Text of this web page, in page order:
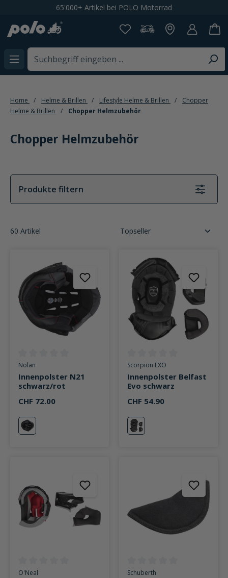
Kostenloser Versand ab CHF 199,-
Home Helme & Brillen Lifestyle Helme & Brillen
Chopper
Helme & Brillen
Chopper Helmzubehör
Chopper Helmzubehör
Produkte filtern
60 Artikel
Durchschnittliche Bewertung von 0 von 5 Sternen
Nolan
Innenpolster N21
schwarz/rot
CHF 72.00
rot
Durchschnittliche Bewertung
Scorpion EXO
Innenpolster Belfast
Evo schwarz
CHF 54.90
schwarz
Durchschnittliche Bewertung von 0 von 5 Sternen
O'Neal Durchschnittliche Bewertung
Schuberth